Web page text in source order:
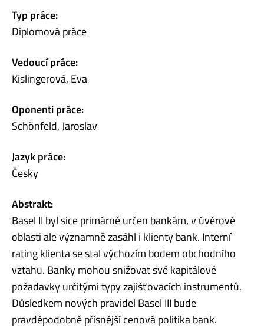
Typ práce:
Diplomová práce
Vedoucí práce:
Kislingerová, Eva
Oponenti práce:
Schönfeld, Jaroslav
Jazyk práce:
Česky
Abstrakt:
Basel II byl sice primárně určen bankám, v úvěrové
oblasti ale významně zasáhl i klienty bank. Interní
rating klienta se stal výchozím bodem obchodního
vztahu. Banky mohou snižovat své kapitálové
požadavky určitými typy zajišťovacích instrumentů.
Důsledkem nových pravidel Basel III bude
pravděpodobně přísnější cenová politika bank.